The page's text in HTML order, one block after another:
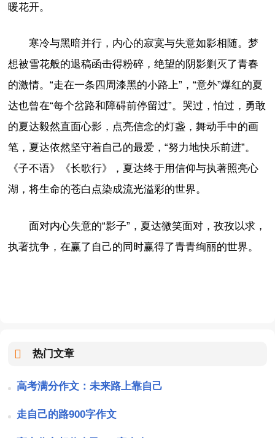
暖花开。
寒冷与黑暗并行，内心的寂寞与失意如影相随。梦
想被雪花般的退稿函击得粉碎，绝望的阴影剿灭了青春
的激情。“走在一条四周漆黑的小路上”，“意外”爆红的夏
达也曾在“每个岔路和障碍前停留过”。哭过，怕过，勇敢
的夏达毅然直面心影，点亮信念的灯盏，舞动手中的画
笔，夏达依然坚守着自己的最爱，“努力地快乐前进”。
《子不语》《长歌行》，夏达终于用信仰与执著照亮心
湖，将生命的苍白点染成流光溢彩的世界。
面对内心失意的“影子”，夏达微笑面对，孜孜以求，
执著抗争，在赢了自己的同时赢得了青青绚丽的世界。
热门文章
高考满分作文：未来路上靠自己
走自己的路900字作文